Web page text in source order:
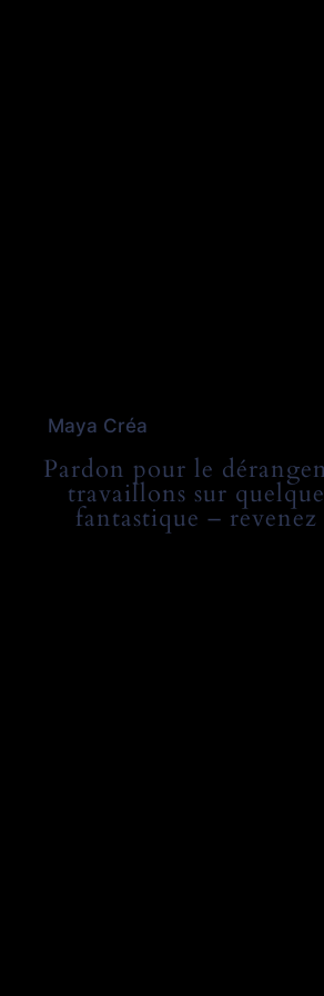
Maya Créa
Pardon pour le
travaillons sur
fantastique –